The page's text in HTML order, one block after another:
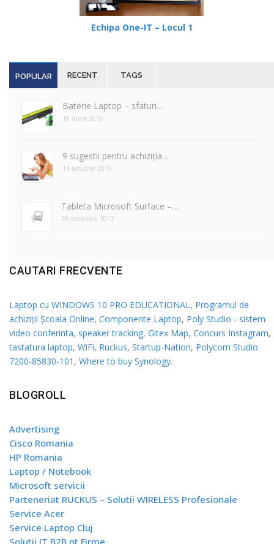
Echipa One-IT – Locul 1
POPULAR RECENT TAGS
Baterie Laptop – sfaturi…
18 iunie 2015
9 sugestii pentru achiziția…
14 ianuarie 2019
Tableta Microsoft Surface –…
28 octombrie 2012
CAUTARI FRECVENTE
Laptop cu WINDOWS 10 PRO EDUCATIONAL , Programul de
achiziții Școala Online, Componente Laptop, Poly Studio - sistem
video conferinta, speaker tracking, Gitex Map, Concurs Instagram,
tastatura laptop, WiFi, Ruckus, Startup-Nation, Polycom Studio
7200-85830-101 , Where to buy Synology.
BLOGROLL
Advertising
Cisco Romania
HP Romania
Laptop / Notebook
Microsoft servicii
Parteneriat RUCKUS – Solutii WIRELESS Profesionale
Service Acer
Service Laptop Cluj
Solutii IT B2B pt Firme